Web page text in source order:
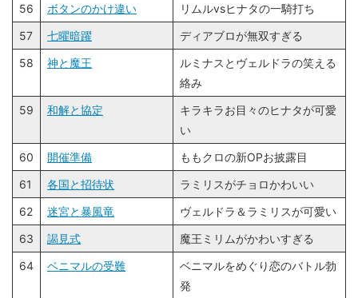
56
ボタンのかけ違い
リムルvsヒナタの一騎打ち
57
七曜暗躍
ディアブロが無双すぎる
58
神と魔王
ルミナスとヴェルドラの笑える
絡み
59
和解と協定
キラキラお目々のヒナタが可愛
い
60
開催準備
ももクロの新OPお披露目
61
各国と招待状
ラミリスがチョロかわいい
62
迷宮と暴風竜
ヴェルドラ＆ラミリスが可愛い
63
謁見式
魔王ミリムがかわいすぎる
64
ベニマルの受難
ベニマルをめぐり恋のバトル勃
発